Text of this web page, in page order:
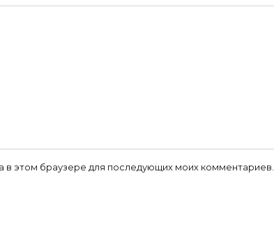
в этом браузере для последующих моих комментариев.